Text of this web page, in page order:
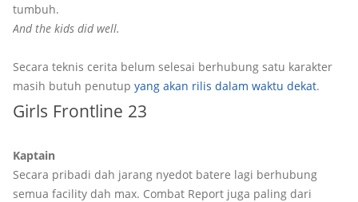
tumbuh.
And the kids did well.
Secara teknis cerita belum selesai berhubung satu karakter
masih butuh penutup yang akan rilis dalam waktu dekat.
Girls Frontline 23
Kaptain
Secara pribadi dah jarang nyedot batere lagi berhubung
semua facility dah max. Combat Report juga paling dari